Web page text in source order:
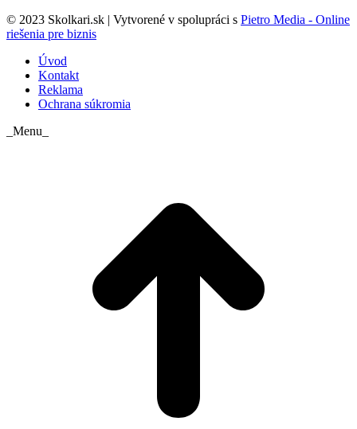
© 2023 Skolkari.sk | Vytvorené v spolupráci s Pietro Media - Online
riešenia pre biznis
Úvod
Kontakt
Reklama
Ochrana súkromia
_Menu_